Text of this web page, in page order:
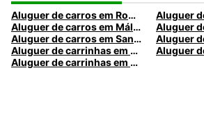
Aluguer de carros em Roma
Aluguer de carros em Málaga
Aluguer de carros em Santa Maria da Feira
Aluguer
Aluguer de carrinhas em Nice
Aluguer de carrinhas em Caldas da Rainha